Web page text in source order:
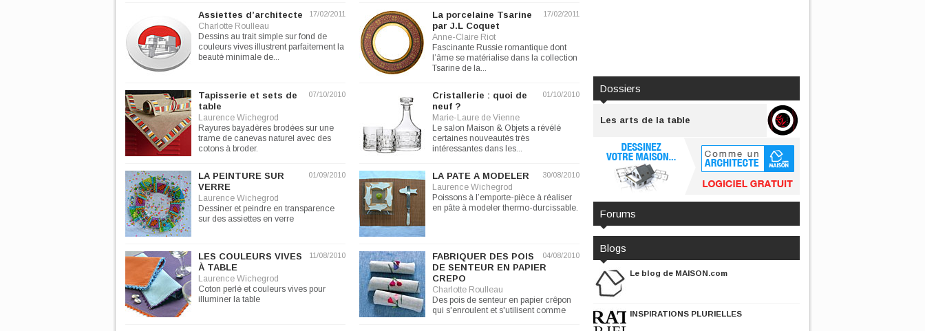
17/02/2011
Assiettes d’architecte
Charlotte Roulleau
Dessins au trait simple sur fond de
couleurs vives illustrent parfaitement la
beauté minimale de...
17/02/2011
La porcelaine Tsarine
par J.L Coquet
Anne-Claire Riot
Fascinante Russie romantique dont
l’âme se matérialise dans la collection
Tsarine de la...
07/10/2010
Tapisserie et sets de
table
Laurence Wichegrod
Rayures bayadères brodées sur une
trame de canevas naturel avec des
cotons à broder.
01/10/2010
Cristallerie : quoi de
neuf ?
Marie-Laure de Vienne
Le salon Maison & Objets a révélé
certaines nouveautés très
intéressantes dans les...
01/09/2010
LA PEINTURE SUR
VERRE
Laurence Wichegrod
Dessiner et peindre en transparence
sur des assiettes en verre
30/08/2010
LA PATE A MODELER
Laurence Wichegrod
Poissons à l’emporte-pièce à réaliser
en pâte à modeler thermo-durcissable.
11/08/2010
LES COULEURS VIVES
À TABLE
Laurence Wichegrod
Coton perlé et couleurs vives pour
illuminer la table
04/08/2010
FABRIQUER DES POIS
DE SENTEUR EN PAPIER
CREPO
Charlotte Roulleau
Des pois de senteur en papier crêpon
qui s'enroulent et s'utilisent comme
Dossiers
Les arts de la table
Forums
Blogs
Le blog de MAISON.com
INSPIRATIONS PLURIELLES